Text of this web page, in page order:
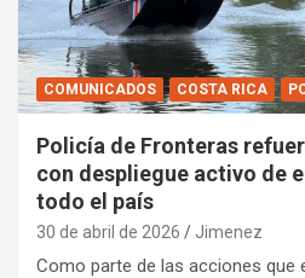
COMUNICADOS COSTA RICA
Policía de Fronteras
con despliegue activo de
todo el país
30 de abril de 2026 Jimenez
Como parte de las acciones que